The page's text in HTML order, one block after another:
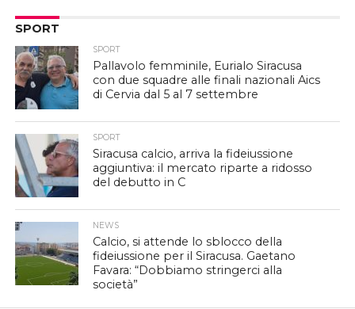
SPORT
SPORT
Pallavolo femminile, Eurialo Siracusa
con due squadre alle finali nazionali Aics
di Cervia dal 5 al 7 settembre
SPORT
Siracusa calcio, arriva la fideiussione
aggiuntiva: il mercato riparte a ridosso
del debutto in C
NEWS
Calcio, si attende lo sblocco della
fideiussione per il Siracusa. Gaetano
Favara: “Dobbiamo stringerci alla
società”